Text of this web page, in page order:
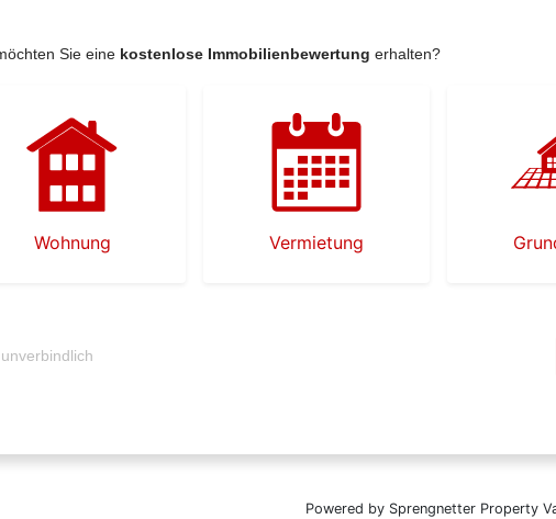
Sie eine kostenlose Immobilienbewertung erhalten?
Wohnung Vermietung
unverbindlich
des bereit gestellten Systems genutzt und anonymisiert zu statistischen
Powered by Sprengnetter Property